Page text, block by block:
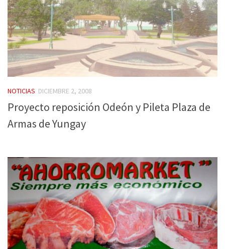
NOTICIAS DICIEMBRE 2, 2008
Proyecto reposición Odeón y Pileta Plaza de
Armas de Yungay